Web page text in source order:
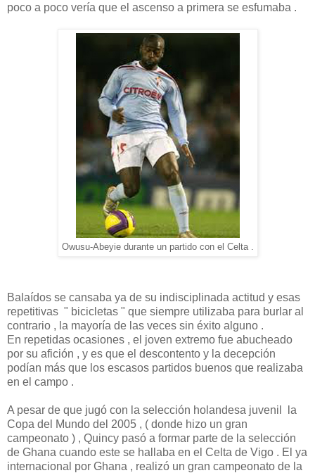
poco a poco vería que el ascenso a primera se esfumaba .
Owusu-Abeyie durante un partido con el Celta .
Balaídos se cansaba ya de su indisciplinada actitud y esas
repetitivas " bicicletas " que siempre utilizaba para burlar al
contrario , la mayoría de las veces sin éxito alguno .
En repetidas ocasiones , el joven extremo fue abucheado
por su afición , y es que el descontento y la decepción
podían más que los escasos partidos buenos que realizaba
en el campo .
A pesar de que jugó con la selección holandesa juvenil la
Copa del Mundo del 2005 , ( donde hizo un gran
campeonato ) , Quincy pasó a formar parte de la selección
de Ghana cuando este se hallaba en el Celta de Vigo . El ya
internacional por Ghana , realizó un gran campeonato de la